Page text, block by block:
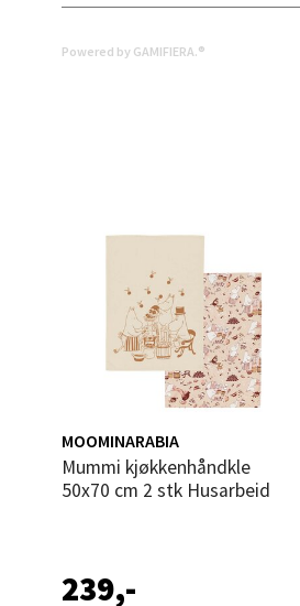
Powered by GAMIFIERA.®
MOOMINARABIA
Mummi kjøkkenhåndkle
50x70 cm 2 stk Husarbeid
239,-